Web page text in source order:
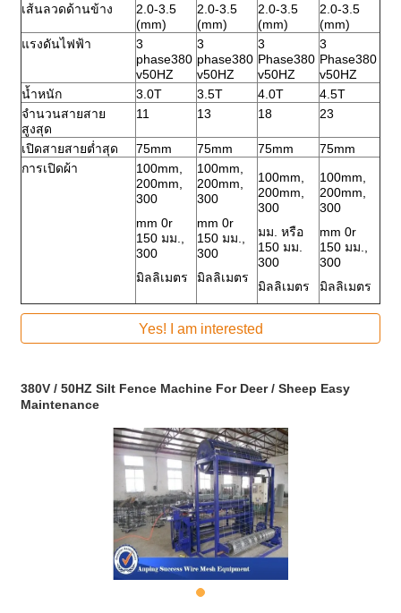
เส้นลวดด้านข้าง
2.0-3.5
(mm)
2.0-3.5
(mm)
2.0-3.5
(mm)
2.0-3.5
(mm)
แรงดันไฟฟ้า
3
phase380
v50HZ
3
phase380
v50HZ
3
Phase380
v50HZ
3
Phase380
v50HZ
น้ำหนัก
3.0T 3.5T 4.0T
4.5T
จำนวนสายสาย
สูงสุด
11 13 18 23
เปิดสายสายต่ำสุด 75mm 75mm 75mm
75mm
การเปิดผ้า
100mm,
200mm,
300
mm 0r
150 มม.,
300
มิลลิเมตร
100mm,
200mm,
300
mm 0r
150 มม.,
300
มิลลิเมตร
100mm,
200mm,
300
มม. หรือ
150 มม.
300
มิลลิเมตร
100mm,
200mm,
300
mm 0r
150 มม.,
300
มิลลิเมตร
Yes! I am interested
380V / 50HZ Silt Fence Machine For Deer / Sheep Easy
Maintenance